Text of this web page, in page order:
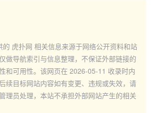
的 虎扑网 相关信息来源于网络公开资料和站
做导航索引与信息整理，不保证外部链接的
和可用性。该网页在 2026-05-11 收录时内
续目标网站内容如有变更、违规或失效，请
理员处理，本站不承担外部网站产生的相关